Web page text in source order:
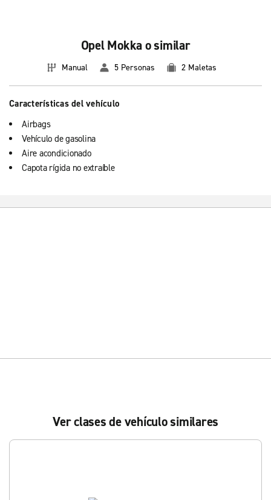
Opel Mokka o similar
Manual 5 Personas 2 Maletas
Características del vehículo
Airbags
Vehículo de gasolina
Aire acondicionado
Capota rígida no extraíble
Ver clases de vehículo similares